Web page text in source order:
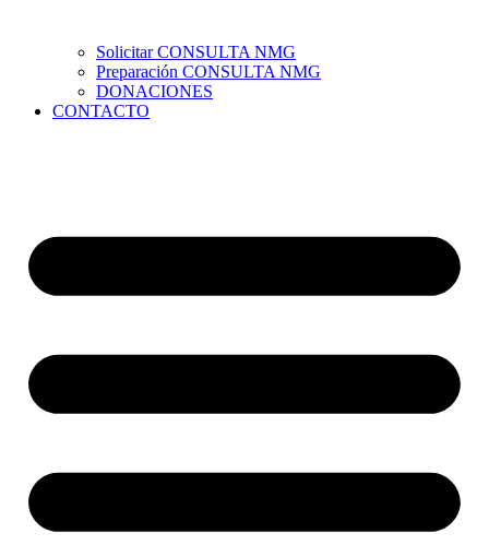
Solicitar CONSULTA NMG
Preparación CONSULTA NMG
DONACIONES
CONTACTO